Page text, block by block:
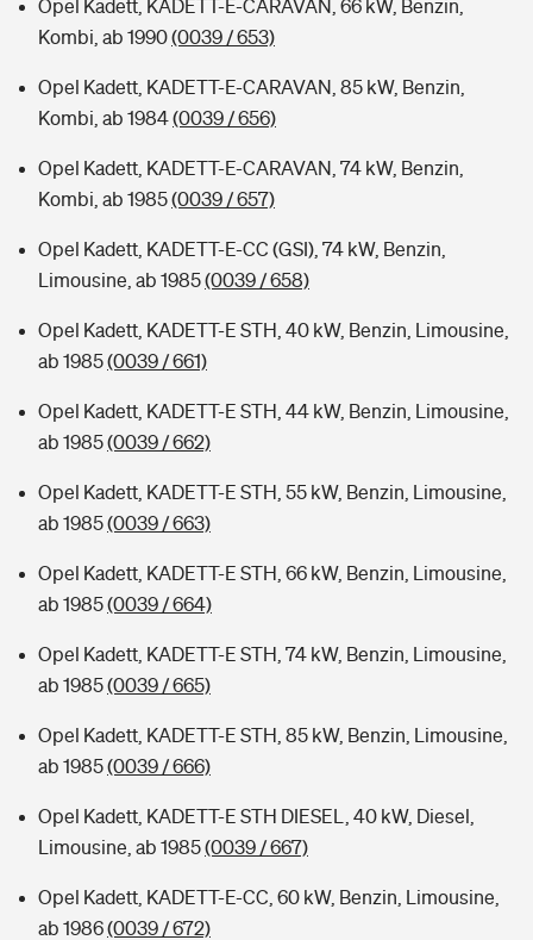
Opel Kadett, KADETT-E-CARAVAN, 66 kW, Benzin,
Kombi, ab 1990(0039 / 653)
Opel Kadett, KADETT-E-CARAVAN, 85 kW, Benzin,
Kombi, ab 1984(0039 / 656)
Opel Kadett, KADETT-E-CARAVAN, 74 kW, Benzin,
Kombi, ab 1985(0039 / 657)
Opel Kadett, KADETT-E-CC (GSI), 74 kW, Benzin,
Limousine, ab 1985(0039 / 658)
Opel Kadett, KADETT-E STH, 40 kW, Benzin, Limousine,
ab 1985(0039 / 661)
Opel Kadett, KADETT-E STH, 44 kW, Benzin, Limousine,
ab 1985(0039 / 662)
Opel Kadett, KADETT-E STH, 55 kW, Benzin, Limousine,
ab 1985(0039 / 663)
Opel Kadett, KADETT-E STH, 66 kW, Benzin, Limousine,
ab 1985(0039 / 664)
Opel Kadett, KADETT-E STH, 74 kW, Benzin, Limousine,
ab 1985(0039 / 665)
Opel Kadett, KADETT-E STH, 85 kW, Benzin, Limousine,
ab 1985(0039 / 666)
Opel Kadett, KADETT-E STH DIESEL, 40 kW, Diesel,
Limousine, ab 1985(0039 / 667)
Opel Kadett, KADETT-E-CC, 60 kW, Benzin, Limousine,
ab 1986(0039 / 672)